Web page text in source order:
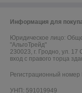
Информация для
Юридическое лицо:
"АльгоТрейд"
230023, г. Гродно, ул.
вход с правого торца
Регистрационный
УНП: 591019949